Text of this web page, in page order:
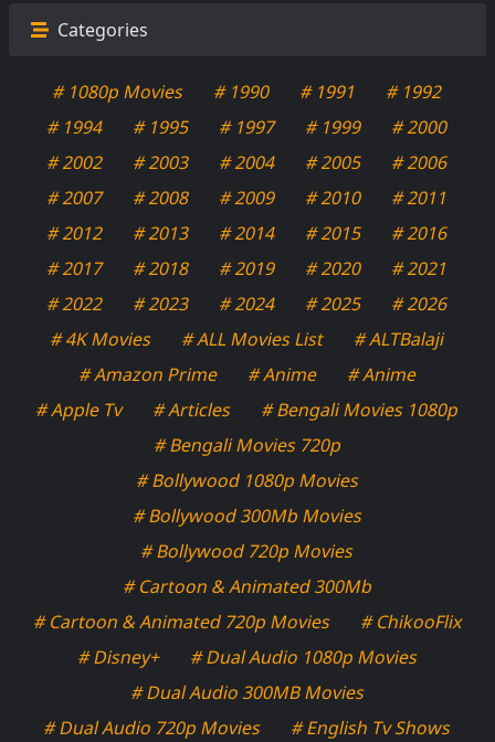
Categories
# 1080p Movies # 1990 # 1991
# 1992
# 1994
# 1995 # 1997 # 1999
# 2000
# 2002
# 2003 # 2004 # 2005
# 2006
# 2007
# 2008 # 2009 # 2010
# 2011
# 2012
# 2013 # 2014 # 2015
# 2016
# 2017
# 2018 # 2019 # 2020
# 2021
# 2022
# 2023 # 2024 # 2025
# 2026
# 4K Movies
# ALL Movies List
# ALTBalaji
# Amazon Prime
# Anime
# Anime
# Apple Tv
# Articles
# Bengali Movies 1080p
# Bengali Movies 720p
# Bollywood 1080p Movies
# Bollywood 300Mb Movies
# Bollywood 720p Movies
# Cartoon & Animated 300Mb
# Cartoon & Animated 720p Movies
# ChikooFlix
# Disney+
# Dual Audio 1080p Movies
# Dual Audio 300MB Movies
# Dual Audio 720p Movies
# English Tv Shows